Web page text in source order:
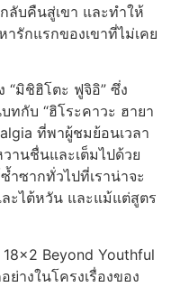
ลับคืนสู่เขา และทำให้
รักแรกของเขาที่ไม่เคย
“มิชิฮิโตะ ฟูจิอิ” ซึ่ง
ทกับ “ฮิโระคาวะ ฮายา
ที่พาผู้ชมย้อนเวลา
านชื่นและเต็มไปด้วย
ซากทั่วไปที่เราน่าจะ
ะไต้หวัน และแม้แต่สูตร
Beyond Youthful
ย่างในโครงเรื่องของ